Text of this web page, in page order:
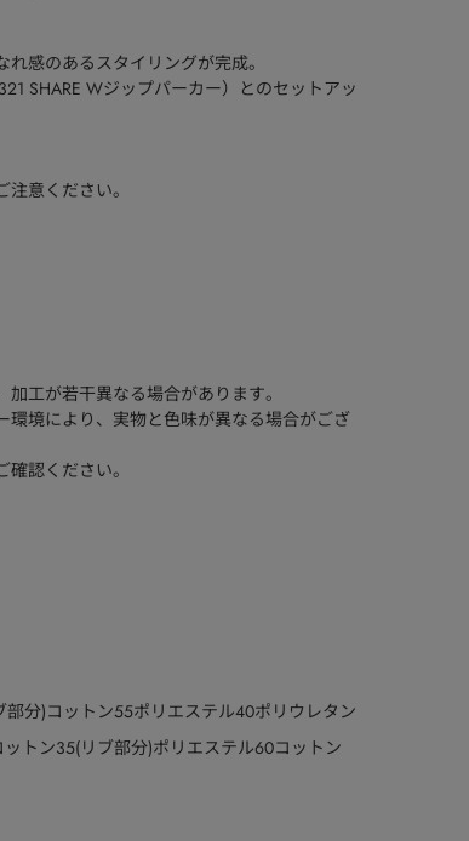
感のあるスタイリングが完成。
SHARE Wジップパーカー）とのセットアッ
意ください。
工が若干異なる場合があります。
境により、実物と色味が異なる場合がござ
認ください。
部分)コットン55ポリエステル40ポリウレタン
トン35(リブ部分)ポリエステル60コットン